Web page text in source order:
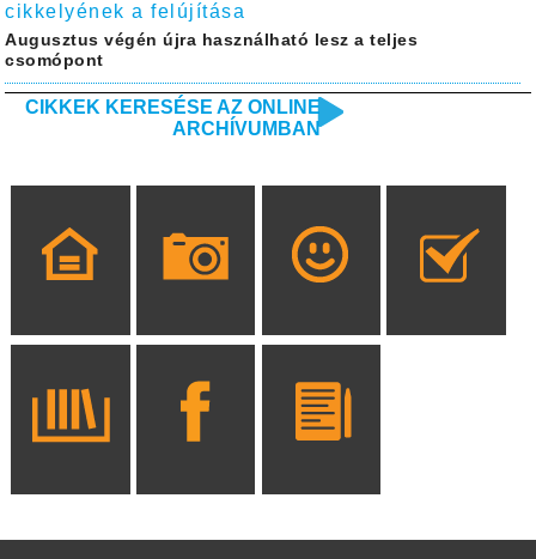
cikkelyének a felújítása
Augusztus végén újra használható lesz a teljes
csomópont
CIKKEK KERESÉSE AZ ONLINE
ARCHÍVUMBAN